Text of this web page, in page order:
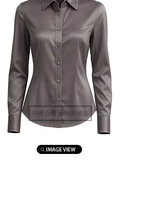
마우스를 올려보세요